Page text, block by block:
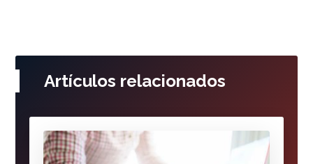
Artículos relacionados